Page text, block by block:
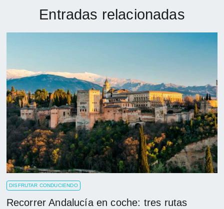
Entradas relacionadas
DISFRUTAR CONDUCIENDO
Recorrer Andalucía en coche: tres rutas